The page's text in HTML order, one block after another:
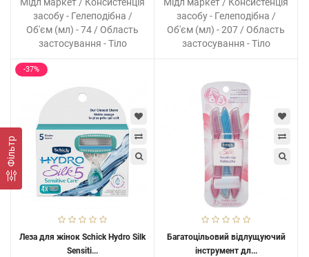
Фільтр
засобу - Гелеподібна /
Об'єм (мл) - 74 / Область
застосування - Тіло
засобу - Гелеподібна /
Об'єм (мл) - 207 / Область
застосування - Тіло
-37%
Леза для жінок Schick Hydro Silk
Sensiti...
Багатоцільовий відлущуючий
інструмент дл...